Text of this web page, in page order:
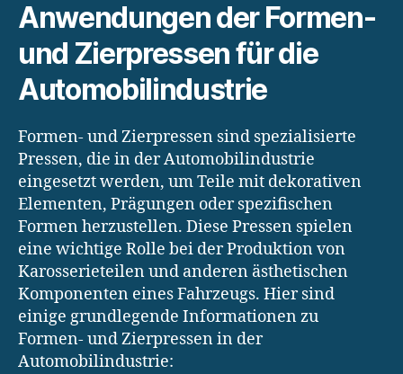
Anwendungen der Formen-
und Zierpressen für die
Automobilindustrie
Formen- und Zierpressen sind spezialisierte
Pressen, die in der Automobilindustrie
eingesetzt werden, um Teile mit dekorativen
Elementen, Prägungen oder spezifischen
Formen herzustellen. Diese Pressen spielen
eine wichtige Rolle bei der Produktion von
Karosserieteilen und anderen ästhetischen
Komponenten eines Fahrzeugs. Hier sind
einige grundlegende Informationen zu
Formen- und Zierpressen in der
Automobilindustrie: